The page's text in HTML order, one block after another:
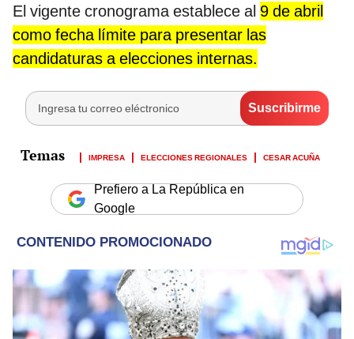
El vigente cronograma establece al 9 de abril
como fecha límite para presentar las
candidaturas a elecciones internas.
IMPRESA ELECCIONES REGIONALES CESAR ACUÑA
Prefiero a La República en
Google